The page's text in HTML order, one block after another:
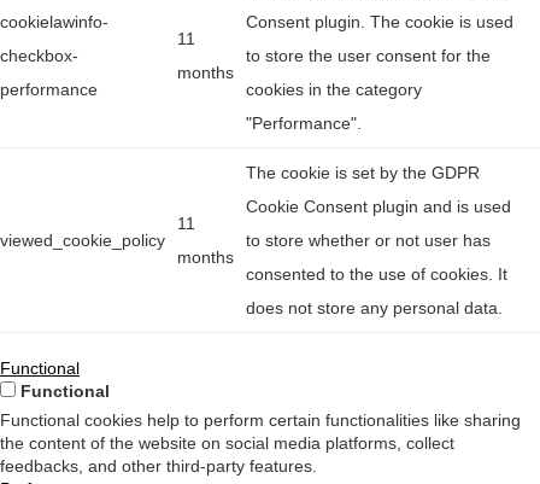
cookielawinfo-
checkbox-
performance
11
months
Consent plugin. The cookie is used
to store the user consent for the
cookies in the category
"Performance".
viewed_cookie_policy
11
months
The cookie is set by the GDPR
Cookie Consent plugin and is used
to store whether or not user has
consented to the use of cookies. It
does not store any personal data.
Functional
Functional
Functional cookies help to perform certain functionalities like sharing
the content of the website on social media platforms, collect
feedbacks, and other third-party features.